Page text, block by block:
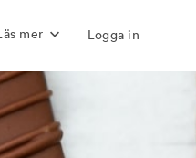
mer Logga in